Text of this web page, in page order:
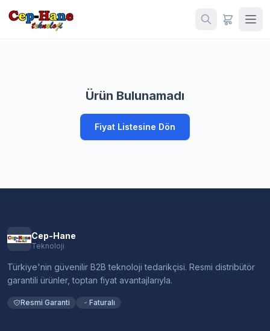
Ürün Bulunamadı
Fiyat Listesine Dön
Cep-Hane
Teknoloji
Türkiye'nin güvenilir B2B teknoloji tedarikçisi. Resmi distribütör
garantili ürünler, toptan fiyat avantajlarıyla.
Resmi Garanti Faturalı